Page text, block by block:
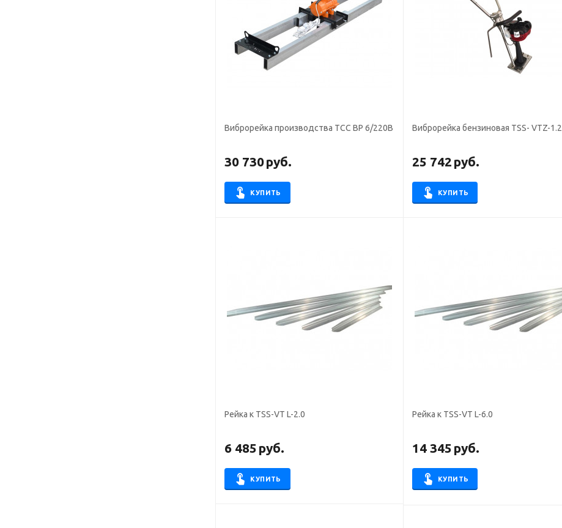
Виброрейка производства ТСС ВР 6/220В
30 730руб.
КУПИТЬ
Виброрейка бензиновая TSS- VTZ-1.2
25 742 руб.
КУПИТЬ
Рейка к TSS-VT L-2.0
6 485 руб.
КУПИТЬ
Рейка к TSS-VT L-6.0
14 345 руб.
КУПИТЬ